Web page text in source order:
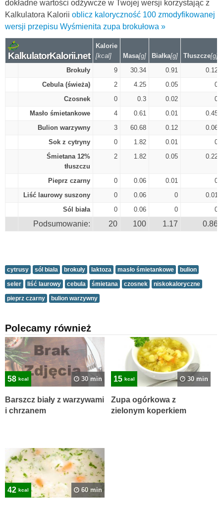
dokładne wartości odżywcze w Twojej wersji korzystając z
Kalkulatora Kalorii oblicz kaloryczność 100 zmodyfikowanej
wersji przepisu Wyśmienita zupa brokułowa »
KalkulatorKalorii.net
Kalorie
[kcal]
Masa[g] Białka[g] Tłuszcze[g]
Brokuły
9 30.34 0.91
0.12
Cebula (świeża)
2 4.25 0.05
0
Czosnek
0 0.3 0.02
0
Masło śmietankowe
4 0.61 0.01
0.45
Bulion warzywny
3 60.68 0.12
0.06
Sok z cytryny
0 1.82 0.01
0
Śmietana 12%
tłuszczu
2 1.82 0.05 0.22
Pieprz czarny 0 0.06 0.01
0
Liść laurowy suszony
0 0.06 0
0.01
Sól biała
0 0.06 0 0
Podsumowanie: 20 100 1.17 0.86
cytrusy sól biała brokuły laktoza masło śmietankowe bulion
seler liść laurowy cebula śmietana czosnek niskokaloryczne
pieprz czarny bulion warzywny
Polecamy również
58 kcal 30 min
Barszcz biały z warzywami
i chrzanem
15 kcal 30 min
Zupa ogórkowa z
zielonym koperkiem
42 kcal 60 min